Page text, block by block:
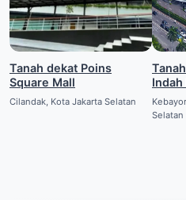
Tanah dekat Poins
Square Mall
Cilandak, Kota Jakarta Selatan
Indah
Selatan